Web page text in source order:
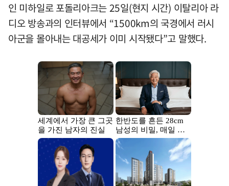
인 미하일로 포돌리아크는 25일(현지 시간) 이탈리아 라
디오 방송과의 인터뷰에서 “1500km의 국경에서 러시
아군을 몰아내는 대공세가 이미 시작됐다”고 말했다.